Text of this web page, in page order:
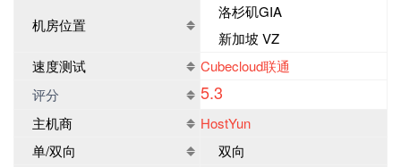
机房位置
洛杉矶GIA
新加坡 VZ
速度测试
Cubecloud联通
评分
5.3
主机商
HostYun
单/双向
双向